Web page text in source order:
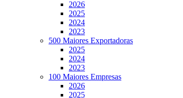
2026
2025
2024
2023
500 Maiores Exportadoras
2025
2024
2023
100 Maiores Empresas
2026
2025